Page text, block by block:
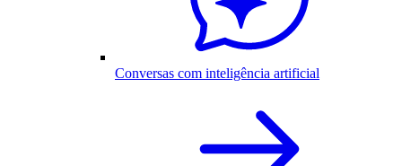
Conversas com inteligência artificial